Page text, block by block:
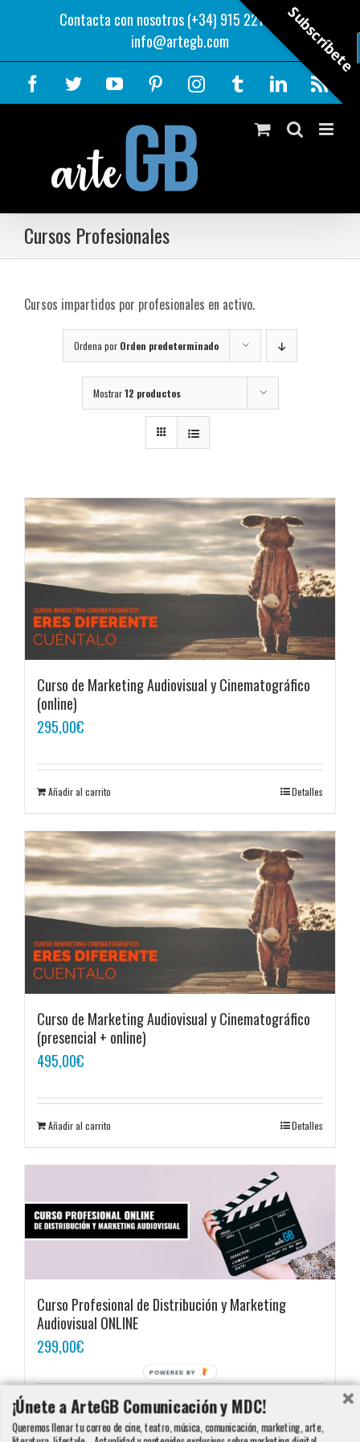
contenido
Contacta con nosotros (+34) 915 221 343 |
info@artegb.com
Facebook
TwitterYouTubePinterestInstagramTumblrLinkedIn
Cursos Profesionales
Cursos impartidos por profesionales en activo.
Ordena por Orden predeterminado
Mostrar12 productos
Curso de Marketing Audiovisual y Cinematográfico
(online)
295,00€
Añadir al carrito Detalles
Curso de Marketing Audiovisual y Cinematográfico
(presencial + online)
495,00€
Añadir al carrito Detalles
Curso Profesional de Distribución y Marketing
Audiovisual ONLINE
299,00€
Añadir al carrito
Subscríbete
¡Únete a ArteGB Comunicación y MDC!
Queremos llenar tu correo de cine, teatro, música, comunicación, marketing, arte,
POWERED BY